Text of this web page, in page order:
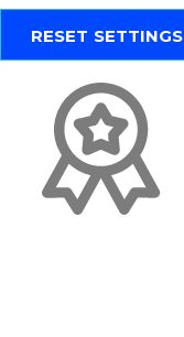
RESET SETTINGS